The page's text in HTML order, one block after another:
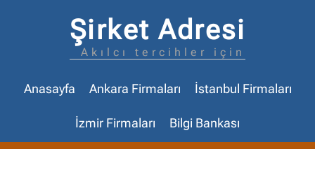
Şirket Adresi
Akılcı tercihler için
Anasayfa Ankara Firmaları İstanbul Firmaları
İzmir Firmaları Bilgi Bankası